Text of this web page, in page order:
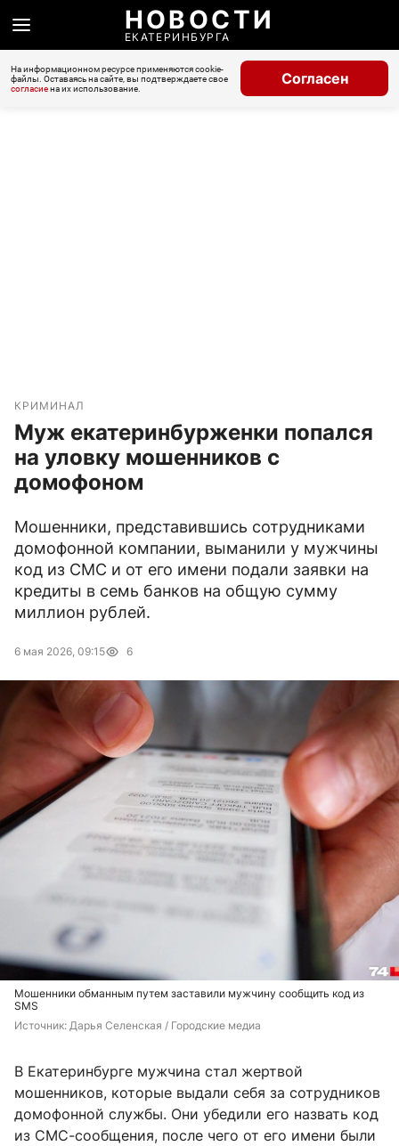
НОВОСТИ
ЕКАТЕРИНБУРГА
На информационном ресурсе применяются cookie-
файлы. Оставаясь на сайте, вы подтверждаете свое
согласиена их использование.
Согласен
КРИМИНАЛ
Муж екатеринбурженки попался
на уловку мошенников с
домофоном
Мошенники, представившись сотрудниками
домофонной компании, выманили у мужчины
код из СМС и от его имени подали заявки на
кредиты в семь банков на общую сумму
миллион рублей.
6 мая 2026, 09:15 6
Мошенники обманным путем заставили мужчину сообщить код из
SMS
Источник: Дарья Селенская / Городские медиа
В Екатеринбурге мужчина стал жертвой
мошенников, которые выдали себя за сотрудников
домофонной службы. Они убедили его назвать код
из СМС-сообщения, после чего от его имени были